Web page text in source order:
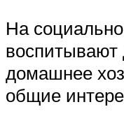
На
воспитывают
домашнее
общие